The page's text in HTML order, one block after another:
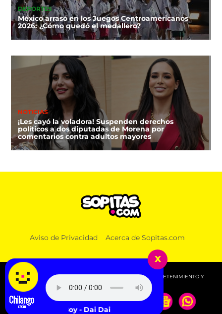
DEPORTES
México arrasó en los Juegos Centroamericanos
2026: ¿Cómo quedó el medallero?
NOTICIAS
¡Les cayó la voladora! Suspenden derechos
políticos a dos diputadas de Morena por
comentarios contra adultos mayores
FIFA niega que Infantino hizo millonaria a una
Aviso de Privacidad Acerca de Sopitas.com
© 2026 SOPITAS.COM - MÚSICA, NOTICIAS, DEPORTES, ENTRETENIMIENTO Y
MÁS!.
x
& Burna Boy - Dai Dai